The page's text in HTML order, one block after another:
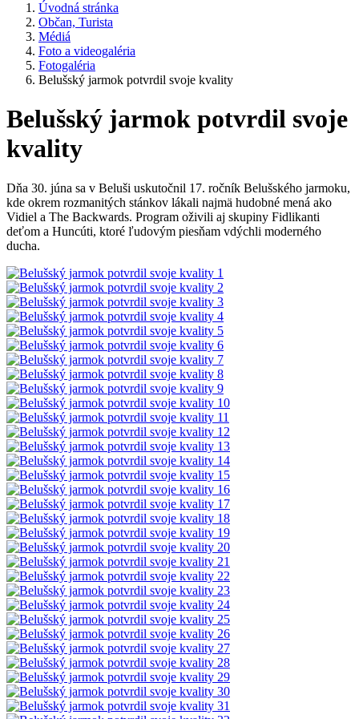
Úvodná stránka
Občan, Turista
Médiá
Foto a videogaléria
Fotogaléria
Belušský jarmok potvrdil svoje kvality
Belušský jarmok potvrdil svoje
kvality
Dňa 30. júna sa v Beluši uskutočnil 17. ročník Belušského jarmoku,
kde okrem rozmanitých stánkov lákali najmä hudobné mená ako
Vidiel a The Backwards. Program oživili aj skupiny Fidlikanti
deťom a Huncúti, ktoré ľudovým piesňam vdýchli moderného
ducha.